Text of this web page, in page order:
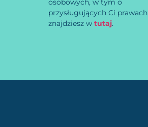
osobowych, w tym o
przysługujących Ci prawach
znajdziesz w tutaj.